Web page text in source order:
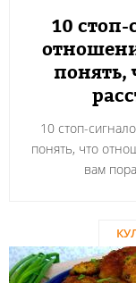
10
понять,
10 стоп-
понять, что
вам